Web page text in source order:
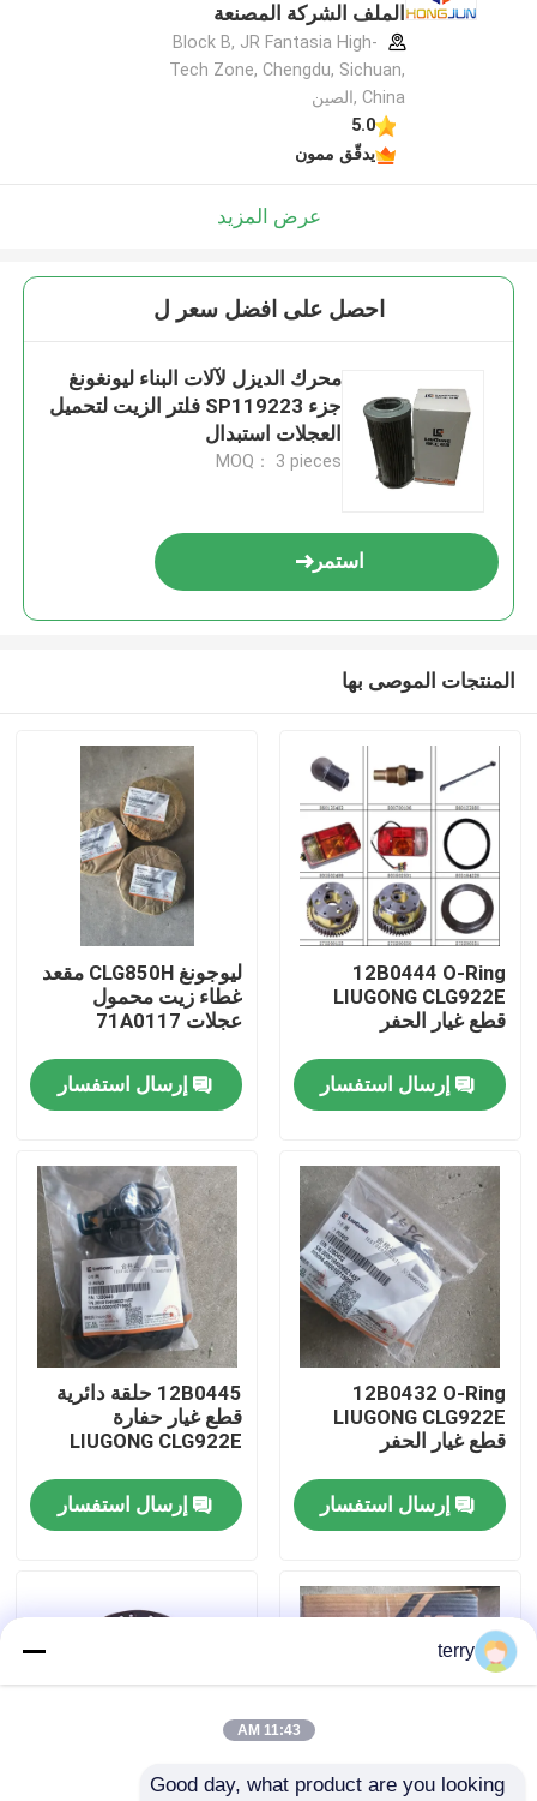
منزل
المنتجات
حول بنا
جولة في المعمل
ضبط الجودة
اتصل بنا
طلب اقتباس
قطع غيار الكمون
الملف الشركة المصنعة
Block B, JR Fantasia High-
Tech Zone, Chengdu, Sichuan,
China ,الصين
5.0
يدقّق ممون
عرض المزيد
احصل على افضل سعر ل
محرك الديزل لآلات البناء ليونغونغ
جزء SP119223 فلتر الزيت لتحميل
العجلات استبدال
MOQ： 3 pieces
استمر
المنتجات الموصى بها
12B0444 O-Ring
LIUGONG CLG922E
قطع غيار الحفر
إرسال استفسار
ليوجونغ CLG850H مقعد
غطاء زيت محمول
عجلات 71A0117
إرسال استفسار
12B0432 O-Ring
LIUGONG CLG922E
قطع غيار الحفر
إرسال استفسار
12B0445 حلقة دائرية
قطع غيار حفارة
LIUGONG CLG922E
إرسال استفسار
terry
11:43 AM
Good day, what product are you looking